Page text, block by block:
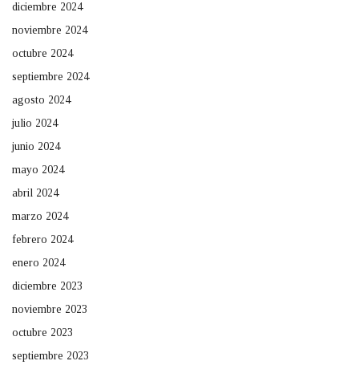
diciembre 2024
noviembre 2024
octubre 2024
septiembre 2024
agosto 2024
julio 2024
junio 2024
mayo 2024
abril 2024
marzo 2024
febrero 2024
enero 2024
diciembre 2023
noviembre 2023
octubre 2023
septiembre 2023